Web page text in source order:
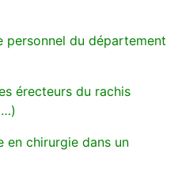
personnel du département
érecteurs du rachis
en chirurgie dans un